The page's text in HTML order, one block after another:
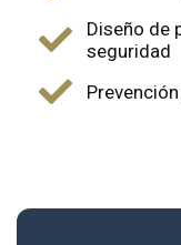
Diseño de
seguridad